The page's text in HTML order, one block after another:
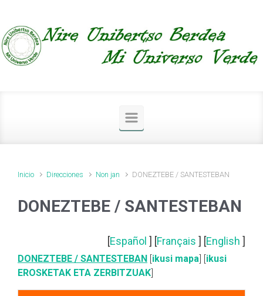
Inicio Direcciones Non jan DONEZTEBE / SANTESTEBAN
DONEZTEBE / SANTESTEBAN
[Español ] [Français ] [English ]
DONEZTEBE / SANTESTEBAN [ikusi mapa] [ikusi
EROSKETAK ETA ZERBITZUAK]